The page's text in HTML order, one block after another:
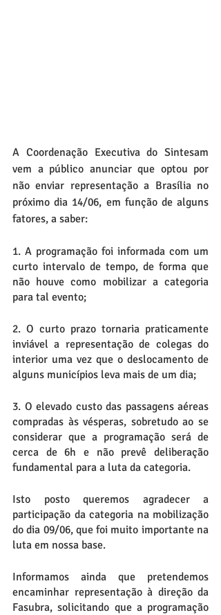
A Coordenação Executiva do Sintesam
vem a público anunciar que optou por
não enviar representação a Brasília no
próximo dia 14/06, em função de alguns
fatores, a saber:
1. A programação foi informada com um
curto intervalo de tempo, de forma que
não houve como mobilizar a categoria
para tal evento;
2. O curto prazo tornaria praticamente
inviável a representação de colegas do
interior uma vez que o deslocamento de
alguns municípios leva mais de um dia;
3. O elevado custo das passagens aéreas
compradas às vésperas, sobretudo ao se
considerar que a programação será de
cerca de 6h e não prevê deliberação
fundamental para a luta da categoria.
Isto posto queremos agradecer a
participação da categoria na mobilização
do dia 09/06, que foi muito importante na
luta em nossa base.
Informamos ainda que pretendemos
encaminhar representação à direção da
Fasubra, solicitando que a programação